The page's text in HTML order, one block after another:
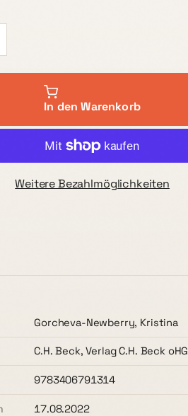
In den Warenkorb
Weitere Bezahlmöglichkeiten
Gorcheva-Newberry, Kristina
C.H. Beck, Verlag C.H. Beck oHG
9783406791314
17.08.2022